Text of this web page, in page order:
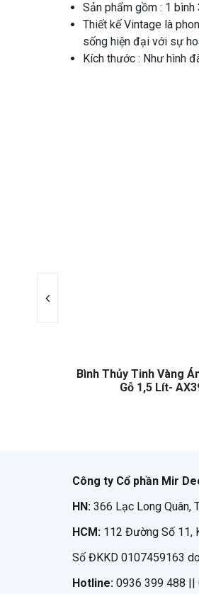
Sản phẩm gồm : 1
Thiết kế Vintage là
sống hiện đại với sự
Kích thước : Như hình
Bình Thủy Tinh Vàng
Gỗ 1,5 Lít-
Công ty Cổ phần Mir
HN: 366 Lạc Long Quân,
HCM: 112 Đường Số 11,
Số ĐKKD 0107459163
Hotline: 0936 399 488 ||